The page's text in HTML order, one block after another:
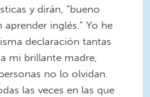
y dirán, “bueno
inglés.” Yo he
declaración tantas
mi brillante madre,
no lo olvidan.
las veces en las que